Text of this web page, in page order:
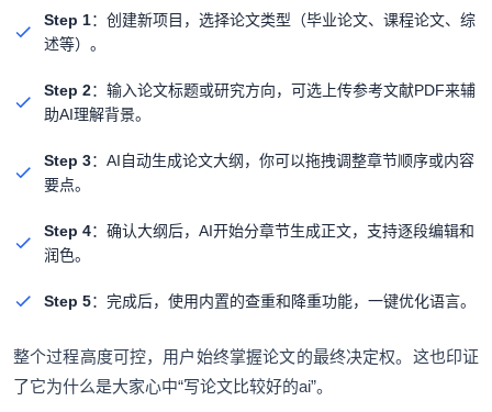
Step 1：创建新项目，选择论文类型（毕业论文、课程论文、综
述等）。
Step 2：输入论文标题或研究方向，可选上传参考文献PDF来辅
助AI理解背景。
Step 3：AI自动生成论文大纲，你可以拖拽调整章节顺序或内容
要点。
Step 4：确认大纲后，AI开始分章节生成正文，支持逐段编辑和
润色。
Step 5：完成后，使用内置的查重和降重功能，一键优化语言。
整个过程高度可控，用户始终掌握论文的最终决定权。这也印证
了它为什么是大家心中“写论文比较好的ai”。